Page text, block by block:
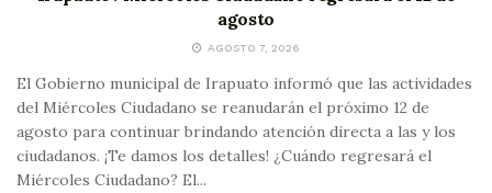
agosto
AGOSTO 7, 2026
El Gobierno municipal de Irapuato informó que las actividades
del Miércoles Ciudadano se reanudarán el próximo 12 de
agosto para continuar brindando atención directa a las y los
ciudadanos. ¡Te damos los detalles! ¿Cuándo regresará el
Miércoles Ciudadano? El...